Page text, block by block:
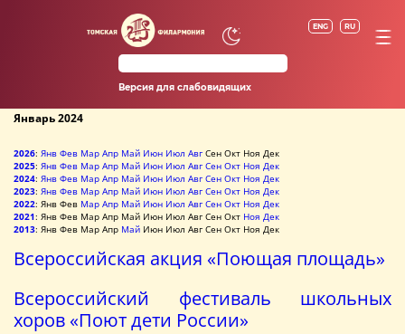
ENG RU
Версия для слабовидящих
Январь 2024
2026: Янв Фев Мар Апр Май Июн Июл Авг Сен Окт Ноя Дек
2025: Янв Фев Мар Апр Май Июн Июл Авг Сен Окт Ноя Дек
2024: Янв Фев Мар Апр Май Июн Июл Авг Сен Окт Ноя Дек
2023: Янв Фев Мар Апр Май Июн Июл Авг Сен Окт Ноя Дек
2022: Янв Фев Мар Апр Май Июн Июл Авг Сен Окт Ноя Дек
2021: Янв Фев Мар Апр Май Июн Июл Авг Сен Окт Ноя Дек
2013: Янв Фев Мар Апр Май Июн Июл Авг Сен Окт Ноя Дек
Всероссийская акция «Поющая площадь»
Всероссийский фестиваль школьных
хоров «Поют дети России»